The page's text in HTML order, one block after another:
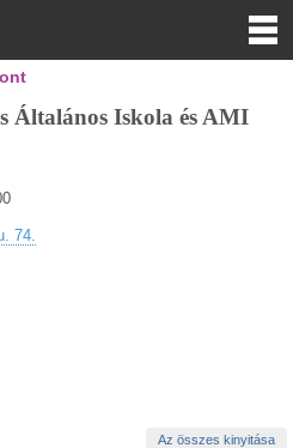
Általános Iskola és AMI
74.
Az összes kinyitása